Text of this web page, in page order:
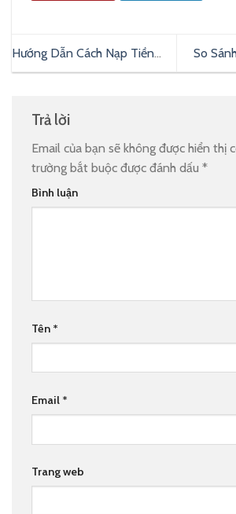
Hướng Dẫn Cách Nạp Tiền
Alipay Siêu Đơn Giản, An
So
Youtube
Trả lời
Email của bạn sẽ không được hiển thị
trường bắt buộc được đánh dấu *
Bình luận
Tên *
Email *
Trang web